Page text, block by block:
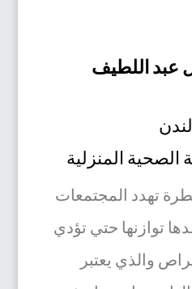
عبد اللطيف
الصحية المنزلية‏
تهدد المجتمعات
توازنها حتي تؤدي
والذي يعتبر